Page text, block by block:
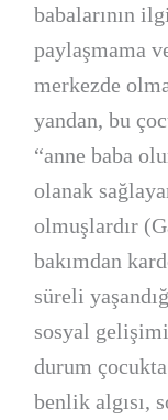
babalarının
paylaşmama
merkezde
yandan, bu
“anne baba
olanak
olmuşlardır
bakımdan
süreli
sosyal
durum
benlik algısı,